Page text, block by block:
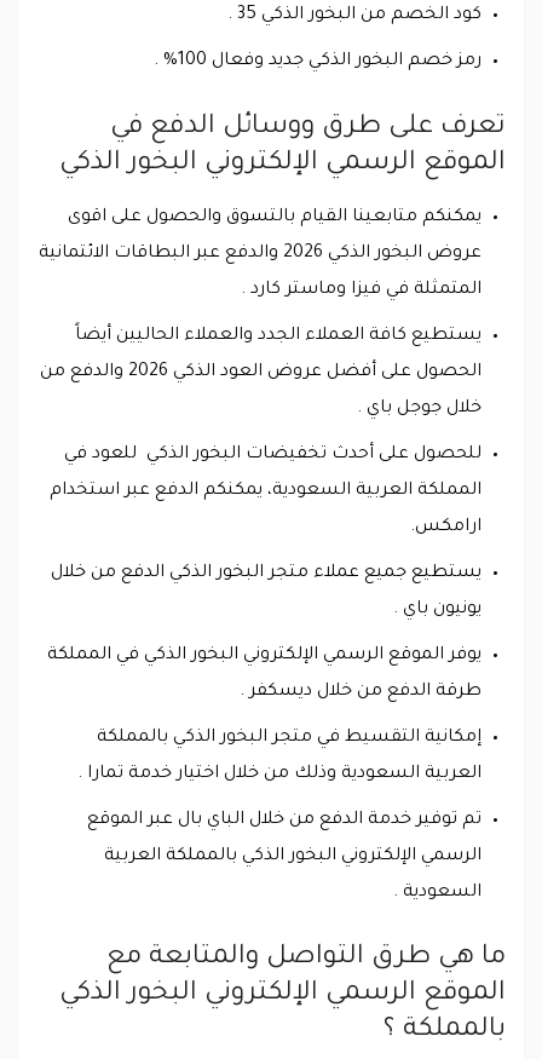
كود الخصم من البخور الذكي 35 .
رمز خصم البخور الذكي جديد وفعال 100% .
تعرف على طرق ووسائل الدفع في
الموقع الرسمي الإلكتروني البخور الذكي
يمكنكم متابعينا القيام بالتسوق والحصول على اقوى
عروض البخور الذكي 2026 والدفع عبر البطاقات الائتمانية
المتمثلة في فيزا وماستر كارد .
يستطيع كافة العملاء الجدد والعملاء الحاليين أيضاً
الحصول على أفضل عروض العود الذكي 2026 والدفع من
خلال جوجل باي .
للحصول على أحدث تخفيضات البخور الذكي للعود في
المملكة العربية السعودية، يمكنكم الدفع عبر استخدام
ارامكس.
يستطيع جميع عملاء متجر البخور الذكي الدفع من خلال
يونيون باي .
يوفر الموقع الرسمي الإلكتروني البخور الذكي في المملكة
طرقة الدفع من خلال ديسكفر .
إمكانية التقسيط في متجر البخور الذكي بالمملكة
العربية السعودية وذلك من خلال اختيار خدمة تمارا .
تم توفير خدمة الدفع من خلال الباي بال عبر الموقع
الرسمي الإلكتروني البخور الذكي بالمملكة العربية
السعودية .
ما هي طرق التواصل والمتابعة مع
الموقع الرسمي الإلكتروني البخور الذكي
بالمملكة ؟